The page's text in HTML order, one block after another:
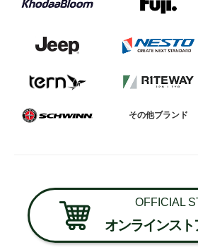
募集中の求人情報
法人様
法人様向け割引
会社概要
その他ブランド
OFFICIAL
オンラインス